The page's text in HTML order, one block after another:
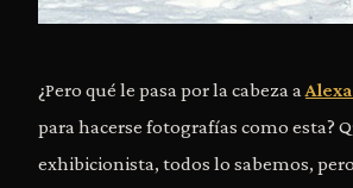
¿Pero qué le pasa por la cabeza a
para hacerse fotografías como esta?
exhibicionista, todos lo sabemos,